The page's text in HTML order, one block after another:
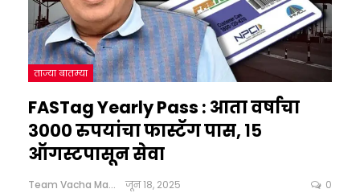
ताज्या बातम्या
FASTag Yearly Pass : आता वर्षाचा
३००० रुपयांचा फास्टॅग पास, १५
ऑगस्टपासून सेवा
Team Vacha Marathi जून 18, 2025 0